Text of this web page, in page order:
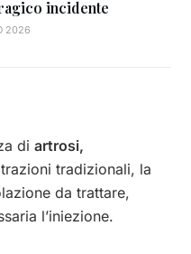
incidente
2026
di artrosi,
tradizionali, la
da trattare,
l’iniezione.